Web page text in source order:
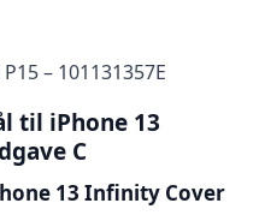
– 101131357E
til iPhone 13
C
13 Infinity Cover